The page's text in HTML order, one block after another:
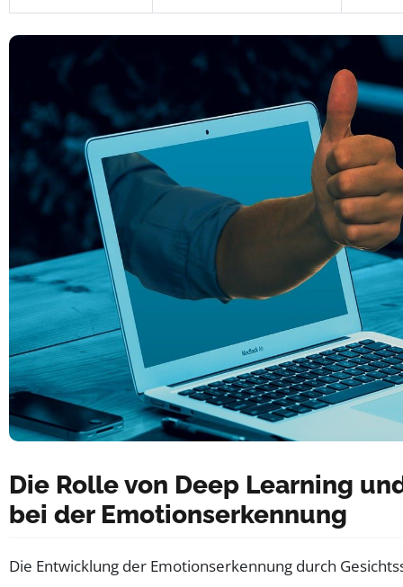
Die Rolle von Deep Learning
bei der Emotionserkennung
Die Entwicklung der Emotionserkennung durch